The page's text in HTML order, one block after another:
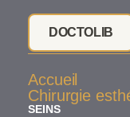
DOCTOLIB
Accueil
Chirurgie
SEINS